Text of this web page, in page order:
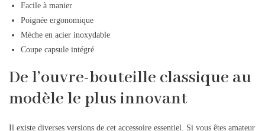
Facile à manier
Poignée ergonomique
Mèche en acier inoxydable
Coupe capsule intégré
De l’ouvre-bouteille classique au
modèle le plus innovant
Il existe diverses versions de cet accessoire essentiel. Si vous êtes amateur